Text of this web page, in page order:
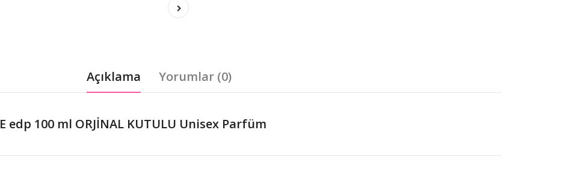
Açıklama Yorumlar (0)
edp 100 ml ORJİNAL KUTULU Unisex Parfüm